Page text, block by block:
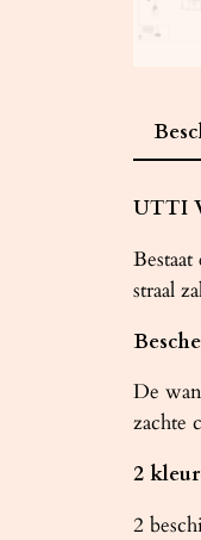
UTTI
straal
De
zachte
2
2